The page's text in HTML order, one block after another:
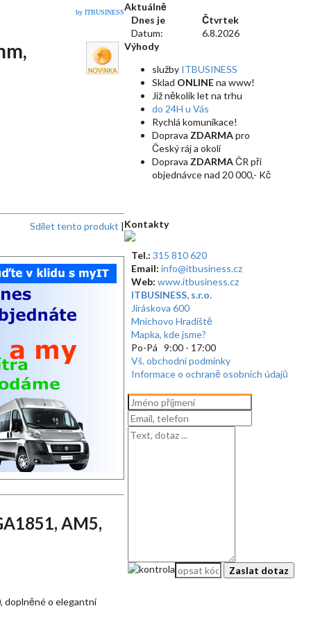
by ITBUSINESS
Sdílet tento produkt |
AM5,
doplněné o elegantní
Aktuálně
Dnes je
Čtvrtek
Datum:
6.8.2026
Výhody
služby ITBUSINESS
Sklad ONLINEna www!
Již několik let na trhu
do 24H u Vás
Rychlá komunikace!
Doprava ZDARMApro
Český ráj a okolí
Doprava ZDARMAČR při
objednávce nad 20 000,- Kč
Kontakty
Tel.: 315 810 620
Email: info@itbusiness.cz
Web: www.itbusiness.cz
ITBUSINESS, s.r.o.
Jiráskova 600
Mnichovo Hradiště
Mapka, kde jsme?
Po-Pá 9:00 - 17:00
Vš. obchodní podmínky
Informace o ochraně osobních údajů